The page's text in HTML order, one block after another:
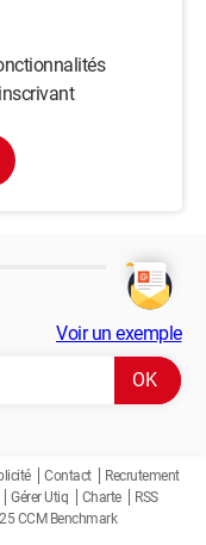
Voir un exemple
Contact
Recrutement
Gérer Utiq Charte
RSS
CCM Benchmark